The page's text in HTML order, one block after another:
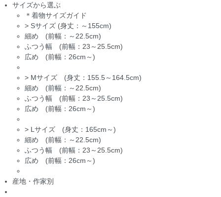
サイズから選ぶ
＊着物サイズガイド
> Sサイズ (身丈：～155cm)
細め (前幅：～22.5cm)
ふつう幅 (前幅：23～25.5cm)
広め (前幅：26cm～)
> Mサイズ (身丈：155.5～164.5cm)
細め (前幅：～22.5cm)
ふつう幅 (前幅：23～25.5cm)
広め (前幅：26cm～)
> Lサイズ (身丈：165cm～)
細め (前幅：～22.5cm)
ふつう幅 (前幅：23～25.5cm)
広め (前幅：26cm～)
産地・作家別